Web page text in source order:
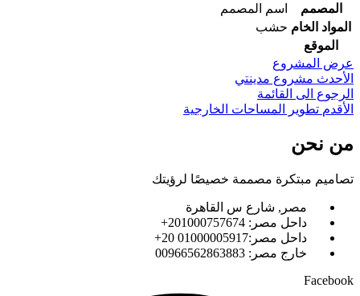
المصمم
اسم المصمم
المواد الخام حشب
الموقع
عرض المشروع
الأحدث مشروع مدينتي
الرجوع الى القائمة
الأقدم تطوير المساحات الخارجية
من نحن
تصاميم مبتكرة مصممة خصيصًا لرؤيتك
مصر, شارع س القاهرة
داحل مصر: 201000757674+
داحل مصر:01000005917 20+
خارج مصر: 00966562863883
Facebook